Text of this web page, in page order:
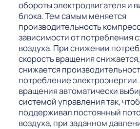
обороты электродвигателя и
блока. Тем самым меняется
производительность
зависимости от потребления
воздуха. При снижении
скорость вращения
снижается
потребление
вращения автоматически
системой управления так,
поддерживал постоянный
воздуха, при заданном